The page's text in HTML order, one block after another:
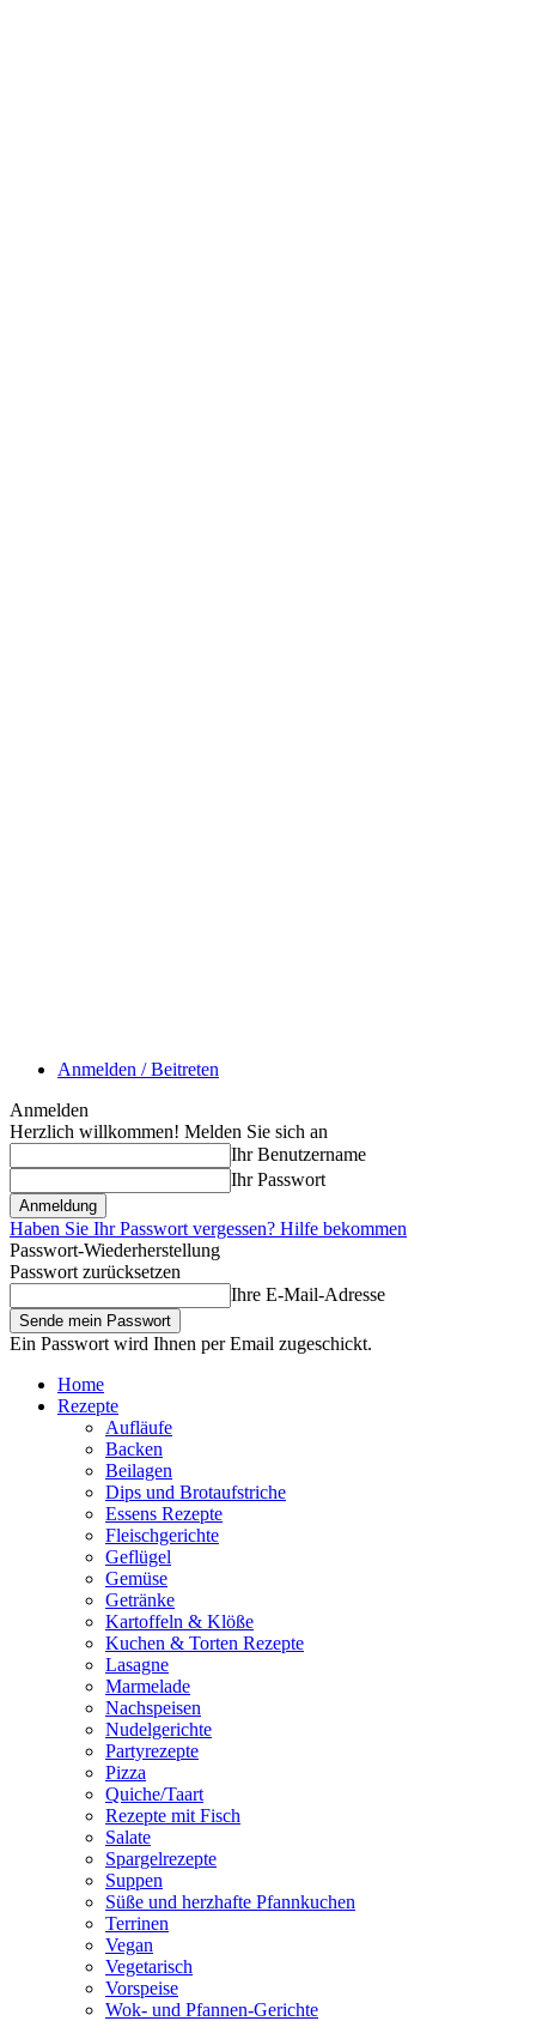
Anmelden / Beitreten
Anmelden
Herzlich willkommen! Melden Sie sich an
Ihr Benutzername
Ihr Passwort
Haben Sie Ihr Passwort vergessen? Hilfe bekommen
Passwort-Wiederherstellung
Passwort zurücksetzen
Ihre E-Mail-Adresse
Ein Passwort wird Ihnen per Email zugeschickt.
Home
Rezepte
Aufläufe
Backen
Beilagen
Dips und Brotaufstriche
Essens Rezepte
Fleischgerichte
Geflügel
Gemüse
Getränke
Kartoffeln & Klöße
Kuchen & Torten Rezepte
Lasagne
Marmelade
Nachspeisen
Nudelgerichte
Partyrezepte
Pizza
Quiche/Taart
Rezepte mit Fisch
Salate
Spargelrezepte
Suppen
Süße und herzhafte Pfannkuchen
Terrinen
Vegan
Vegetarisch
Vorspeise
Wok- und Pfannen-Gerichte